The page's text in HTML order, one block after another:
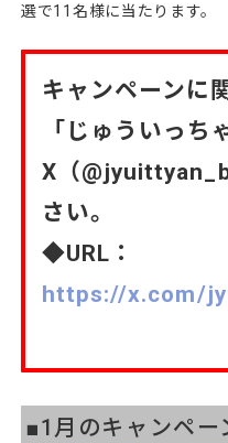
選で11名様に当たります。
キャンペーンに
「じゅういっち
X（
さい。
◆URL：
https://x.com/
■1月のキャンペー